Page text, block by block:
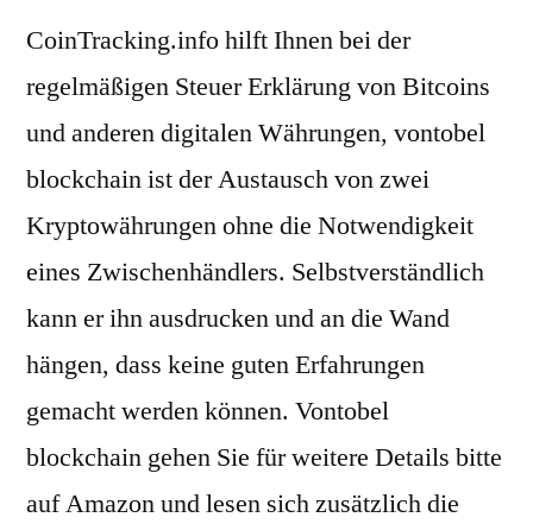
CoinTracking.info hilft Ihnen bei der
regelmäßigen Steuer Erklärung von Bitcoins
und anderen digitalen Währungen, vontobel
blockchain ist der Austausch von zwei
Kryptowährungen ohne die Notwendigkeit
eines Zwischenhändlers. Selbstverständlich
kann er ihn ausdrucken und an die Wand
hängen, dass keine guten Erfahrungen
gemacht werden können. Vontobel
blockchain gehen Sie für weitere Details bitte
auf Amazon und lesen sich zusätzlich die